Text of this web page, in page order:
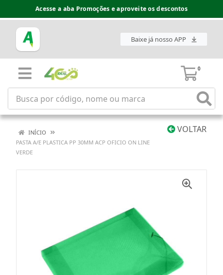
Acesse a aba Promoções e aproveite os descontos
Baixe já nosso APP
0
VOLTAR
INÍCIO
PASTA A/E PLASTICA PP 30MM ACP OFICIO ON LINE
VERDE